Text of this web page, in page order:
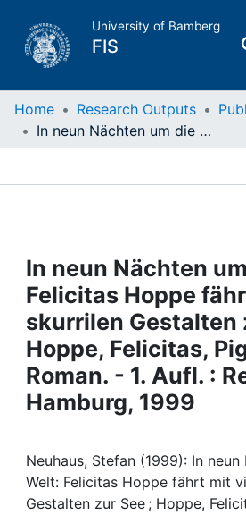
University of Bamberg
FIS
Home
Projects
People
Institutions
Awards
Help
Home Research Outputs
In neun Nächten um die Welt: Felicitas Hoppe fährt mit vielen skurrilen Gestalten zur See ; Hoppe, Felicitas, Pigafetta : Roman. - 1. Aufl. : Reinbek bei Hamburg, 1999
In neun Nächten
Felicitas Hoppe
skurrilen Gestalten
Hoppe, Felicitas,
Roman. - 1. Aufl. :
Hamburg, 1999
Neuhaus, Stefan (1999): In
Welt: Felicitas Hoppe fährt mit
Gestalten zur See ; Hoppe,